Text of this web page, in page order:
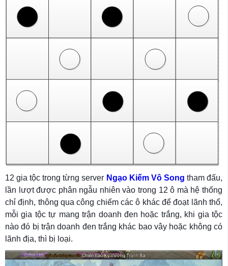
12 gia tộc trong từng server Ngạo Kiếm Vô Song tham đấu,
lần lượt được phân ngẫu nhiên vào trong 12 ô mà hệ thống
chỉ định, thông qua công chiếm các ô khác để đoạt lãnh thổ,
mỗi gia tộc tự mang trận doanh đen hoặc trắng, khi gia tộc
nào đó bị trận doanh đen trắng khác bao vây hoặc không có
lãnh địa, thì bị loại.